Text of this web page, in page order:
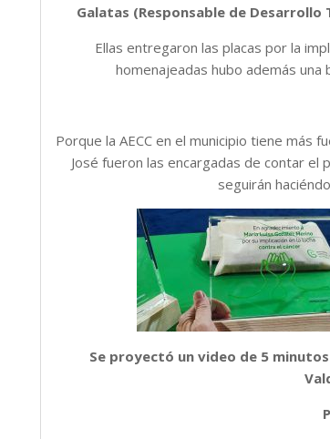
Galatas (Responsable de
Ellas entregaron las placas por la
homenajeadas hubo además una
Porque la AECC en el municipio tiene más
José fueron las encargadas de contar el
seguirán
Se proyectó un video de 5 minutos